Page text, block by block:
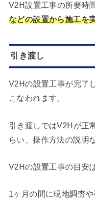
V2H設置工事の所要時
などの設置から施工を
引き渡し
V2Hの設置工事が完了
こなわれます。
引き渡しではV2Hが正
らい、操作方法の説明
V2Hの設置工事の目安
1ヶ月の間に現地調査